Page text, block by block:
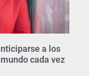
a los
cada vez